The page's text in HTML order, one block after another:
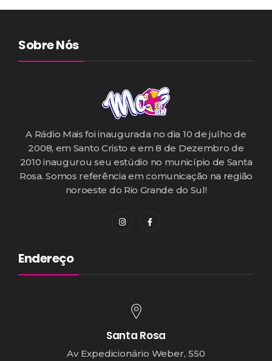
Sobre Nós
A Rádio Mais foi inaugurada no dia 10 de julho de
2008, em Santo Cristo e em 8 de Dezembro de
2010 inaugurou seu estúdio no município de Santa
Rosa. Somos referência em comunicação na região
noroeste do Rio Grande do Sul!
Endereço
Santa Rosa
Av Expedicionário Weber, 550